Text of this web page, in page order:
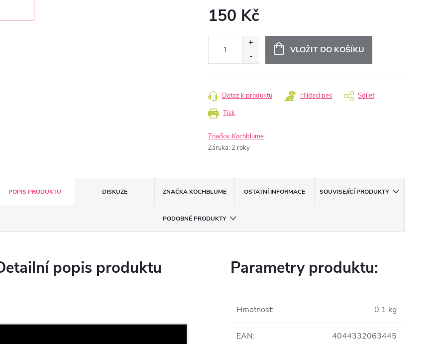
150 Kč
VLOŽIT DO KOŠÍKU
Tisk
Dotaz k produktu Hlídací pes Sdílet
Značka: Kochblume
Záruka: 2 roky
POPIS PRODUKTU DISKUZE ZNAČKAKOCHBLUME OSTATNÍ INFORMACE SOUVISEJÍCÍ PRODUKTY
PODOBNÉ PRODUKTY
popis produktu Parametry produktu:
Hmotnost: 0.1 kg
EAN: 4044332063445